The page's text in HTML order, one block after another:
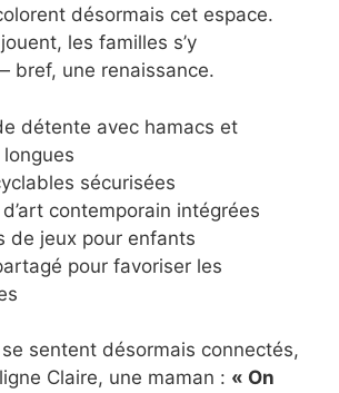
désormais cet espace.
les familles s’y
bref, une renaissance.
détente avec hamacs et
sécurisées
contemporain intégrées
de jeux pour enfants
pour favoriser les
sentent désormais connectés,
Claire, une maman : « On